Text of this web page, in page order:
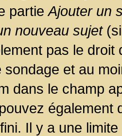
partieAjouter un
nouveau sujet(si
pas le
sondage et au
dans le champ
également
Il y a une